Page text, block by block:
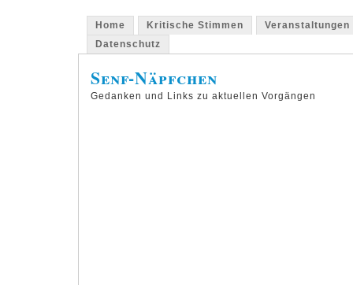
Home Kritische Stimmen
Veranstaltungen
Datenschutz
Senf-Näpfchen
Gedanken und Links zu aktuellen Vorgängen